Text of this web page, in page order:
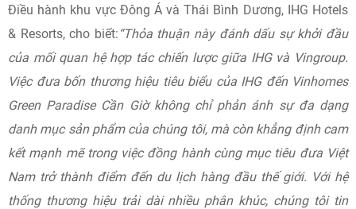
Điều hành khu vực Đông Á và Thái Bình Dương, IHG Hotels
& Resorts, cho biết: “Thỏa thuận này đánh dấu sự khởi đầu
của mối quan hệ hợp tác chiến lược giữa IHG và Vingroup.
Việc đưa bốn thương hiệu tiêu biểu của IHG đến Vinhomes
Green Paradise Cần Giờ không chỉ phản ánh sự đa dạng
danh mục sản phẩm của chúng tôi, mà còn khẳng định cam
kết mạnh mẽ trong việc đồng hành cùng mục tiêu đưa Việt
Nam trở thành điểm đến du lịch hàng đầu thế giới. Với hệ
thống thương hiệu trải dài nhiều phân khúc, chúng tôi tin